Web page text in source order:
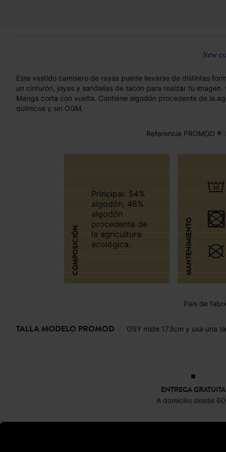
New
Este vestido camisero de rayas puede llevarse de distintas
un cinturón, joyas y sandalias de tacón para realzar tu
Manga corta con vuelta. Contiene algodón procedente de la
químicos y sin OGM.
Referencia PROMOD
COMPOSICIÓN
Principal: 54%
algodón, 46%
algodón
procedente de
la agricultura
ecológica.
MANTENIMIENTO
País de
TALLA MODELO PROMOD OSY mide 173cm y usa una
ENTREGA GRATUITA
A domicilio desde